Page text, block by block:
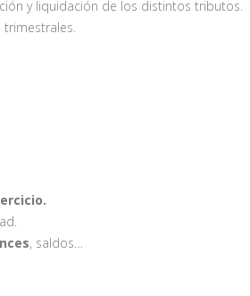
y liquidación de los distintos tributos.
trimestrales.
, saldos…